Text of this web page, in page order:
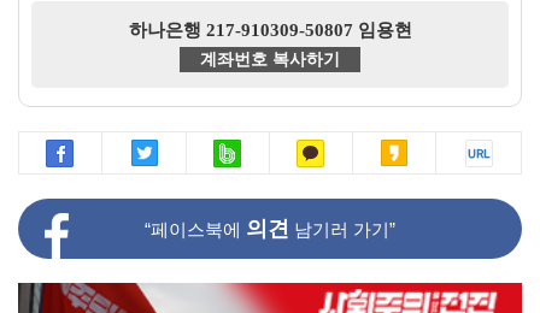
하나은행 217-910309-50807 임용현
계좌번호 복사하기
“페이스북에 의견 남기러 가기”